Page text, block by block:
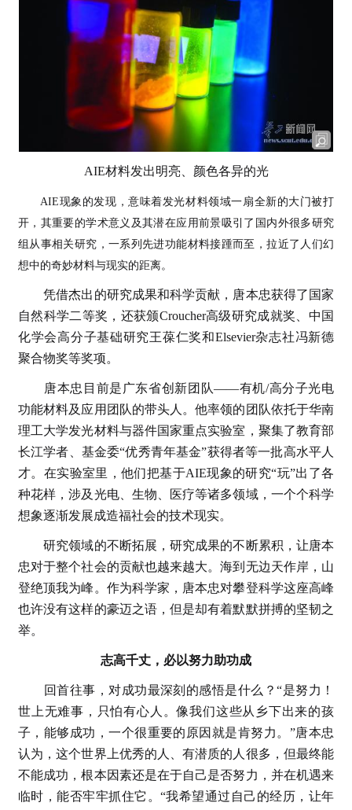
AIE材料发出明亮、颜色各异的光
AIE现象的发现，意味着发光材料领域一扇全新的大门被打
开，其重要的学术意义及其潜在应用前景吸引了国内外很多研究
组从事相关研究，一系列先进功能材料接踵而至，拉近了人们幻
想中的奇妙材料与现实的距离。
凭借杰出的研究成果和科学贡献，唐本忠获得了国家
自然科学二等奖，还获颁Croucher高级研究成就奖、中国
化学会高分子基础研究王葆仁奖和Elsevier杂志社冯新德
聚合物奖等奖项。
唐本忠目前是广东省创新团队——有机/高分子光电
功能材料及应用团队的带头人。他率领的团队依托于华南
理工大学发光材料与器件国家重点实验室，聚集了教育部
长江学者、基金委“优秀青年基金”获得者等一批高水平人
才。在实验室里，他们把基于AIE现象的研究“玩”出了各
种花样，涉及光电、生物、医疗等诸多领域，一个个科学
想象逐渐发展成造福社会的技术现实。
研究领域的不断拓展，研究成果的不断累积，让唐本
忠对于整个社会的贡献也越来越大。海到无边天作岸，山
登绝顶我为峰。作为科学家，唐本忠对攀登科学这座高峰
也许没有这样的豪迈之语，但是却有着默默拼搏的坚韧之
举。
志高千丈，必以努力助功成
回首往事，对成功最深刻的感悟是什么？“是努力！
世上无难事，只怕有心人。像我们这些从乡下出来的孩
子，能够成功，一个很重要的原因就是肯努力。”唐本忠
认为，这个世界上优秀的人、有潜质的人很多，但最终能
不能成功，根本因素还是在于自己是否努力，并在机遇来
临时，能否牢牢抓住它。“我希望通过自己的经历，让年